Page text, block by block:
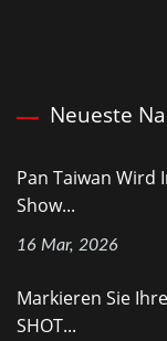
Neueste
Pan Taiwan Wird
Show...
16 Mar, 2026
Markieren Sie
SHOT...